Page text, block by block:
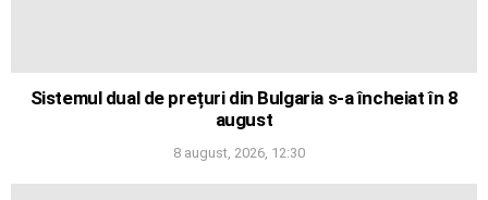
Sistemul dual de prețuri din Bulgaria s-a încheiat în 8
august
8 august, 2026, 12:30